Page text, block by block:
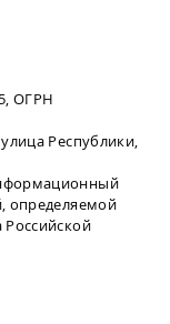
ОГРН
Республики,
определяемой
Российской